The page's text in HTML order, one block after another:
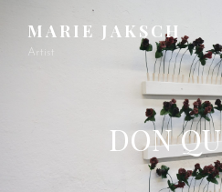
MARIE JAKSCH
Artist
DON